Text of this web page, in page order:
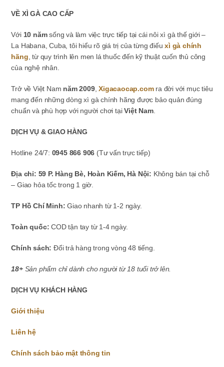
VỀ XÌ GÀ CAO CẤP
Với 10 nămsống và làm việc trực tiếp tại cái nôi xì gà thế giới –
La Habana, Cuba, tôi hiểu rõ giá trị của từng điếuxì gà chính
hãng , từ quy trình lên men lá thuốc đến kỹ thuật cuốn thủ công
của nghệ nhân.
Trở về Việt Nam năm 2009,Xigacaocap.comra đời với mục tiêu
mang đến những dòng xì gà chính hãng được bảo quản đúng
chuẩn và phù hợp với người chơi tạiViệt Nam.
DỊCH VỤ & GIAO HÀNG
Hotline 24/7: 0945 866 906 (Tư vấn trực tiếp)
Địa chỉ: 59 P. Hàng Bè, Hoàn Kiếm, Hà Nội: Không bán tại chỗ
– Giao hỏa tốc trong 1 giờ.
TP Hồ Chí Minh: Giao nhanh từ 1-2 ngày.
Toàn quốc: COD tận tay từ 1-4 ngày.
Chính sách: Đổi trả hàng trong vòng 48 tiếng.
18+ Sản phẩm chỉ dành cho người từ 18 tuổi trở lên.
DỊCH VỤ KHÁCH HÀNG
Giới thiệu
Liên hệ
Chính sách bảo mật thông tin